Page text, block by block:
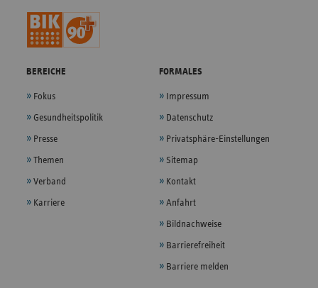
BEREICHE
Fokus
Gesundheitspolitik
Presse
Themen
Verband
Karriere
FORMALES
Impressum
Datenschutz
Privatsphäre-Einstellungen
Sitemap
Kontakt
Anfahrt
Bildnachweise
Barrierefreiheit
Barriere melden